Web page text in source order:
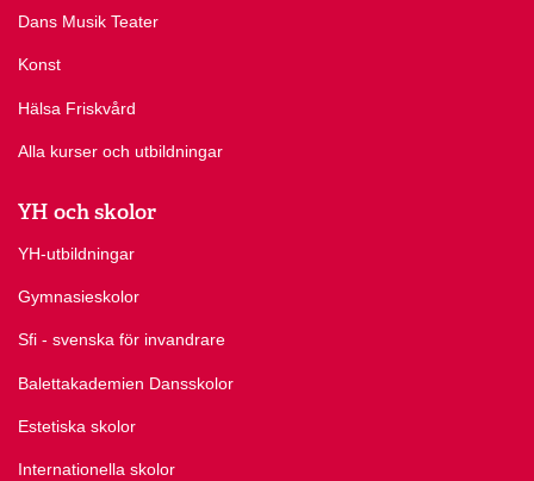
Dans Musik Teater
Konst
Hälsa Friskvård
Alla kurser och utbildningar
YH och skolor
YH-utbildningar
Gymnasieskolor
Sfi - svenska för invandrare
Balettakademien Dansskolor
Estetiska skolor
Internationella skolor